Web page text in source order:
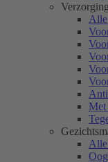
Alle
Met
Alle